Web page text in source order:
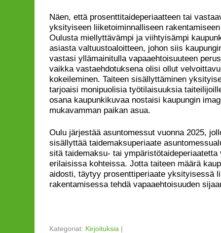
Näen, että prosenttitaideperiaatteen tai
yksityiseen liiketoiminnalliseen
Oulusta miellyttävämpi ja viihtyisämpi
asiasta valtuustoaloitteen, johon siis
vastasi yllämainitulla vapaaehtoisuuteen
vaikka vastaehdotuksena olisi ollut
kokeileminen. Taiteen sisällyttäminen
tarjoaisi monipuolisia työtilaisuuksia
osana kaupunkikuvaa nostaisi kaupungin
mukavamman paikan asua.
Oulu järjestää asuntomessut vuonna 2025,
sisällyttää taidemaksuperiaate
sitä taidemaksu- tai
erilaisissa kohteissa. Jotta taiteen määrä
aidosti, täytyy prosenttiperiaate yksityisessä
rakentamisessa tehdä vapaaehtoisuuden
Kategoriat: Kirjoituksia |